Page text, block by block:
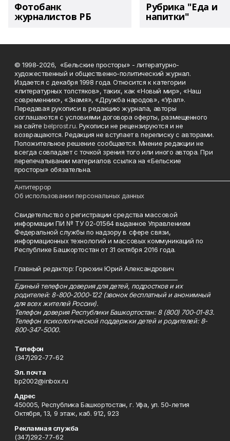
Фотобанк
журналистов РБ
Рубрика "Еда и
напитки"
© 1998-2026, «Бельские просторы» - литературно-
художественный и общественно-политический журнал.
Издается с декабря 1998 года. Относится к категории
«литературных толстяков», таких, как «Новый мир», «Наш
современник», «Знамя», «Дружба народов», «Урал».
Передавая рукописи в редакцию журнала, авторы
соглашаются с условиями договора оферты, размещенного
на сайтеbelprost.ru. Рукописи не рецензируются и не
возвращаются. Редакция не вступает в переписку с авторами.
Положительное решение сообщается. Мнение редакции не
всегда совпадает с точкой зрения того или иного автора. При
перепечатывании материалов ссылка на «Бельские
просторы» обязательна.
Антитеррор
Об использовании персональных данных
Свидетельство о регистрации средства массовой
информации ПИ № ТУ 02-01564 выданное Управлением
Федеральной службы по надзору в сфере связи,
информационных технологий и массовых коммуникаций по
Республике Башкортостан от 31 октября 2016 года.
Главный редактор: Горюхин Юрий Александрович
Единый телефон доверия для детей, подростков и их
родителей: 8-800-2000-122 (звонок бесплатный и анонимный
для всех жителей России).
Телефон доверия Республики Башкортостан: 8 (800) 700-01-83.
Телефон психологической поддержки детей и родителей: 8-
800-347-5000.
Телефон
(347)292-77-62
Эл. почта
bp2002@inbox.ru
Адрес
450005, Республика Башкортостан, г. Уфа, ул. 50-летия
Октября, 13, 9 этаж, каб. 912, 923
Рекламная служба
(347)292-77-62